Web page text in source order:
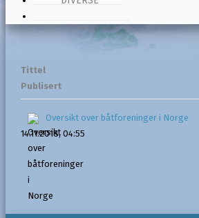
Tittel
Publisert
Oversikt over båtforeninger i Norge
14.11.2018, 04:55